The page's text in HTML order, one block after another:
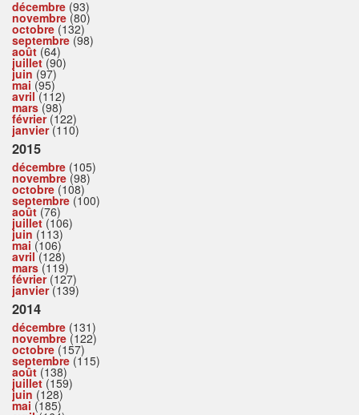
décembre (93)
novembre (80)
octobre (132)
septembre (98)
août (64)
juillet(90)
juin (97)
mai (95)
avril(112)
mars(98)
février(122)
janvier(110)
2015
décembre (105)
novembre (98)
octobre (108)
septembre (100)
août (76)
juillet(106)
juin (113)
mai (106)
avril(128)
mars(119)
février(127)
janvier(139)
2014
décembre (131)
novembre (122)
octobre (157)
septembre (115)
août (138)
juillet(159)
juin (128)
mai (185)